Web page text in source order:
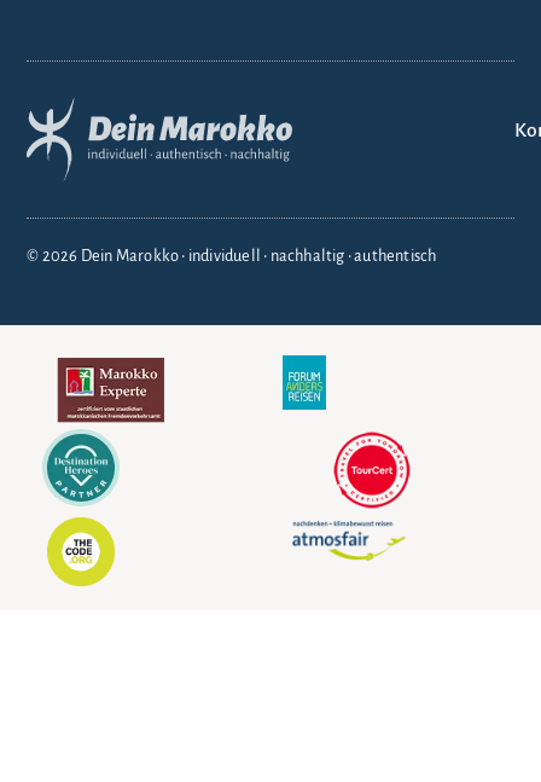
© 2026 Dein Marokko • individuell • nachhaltig • authentisch